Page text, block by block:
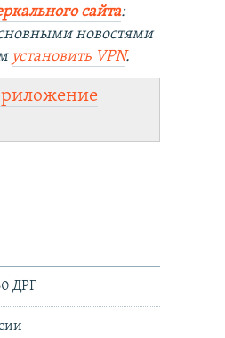
сайта:
новостями
установить VPN.
ДРГ